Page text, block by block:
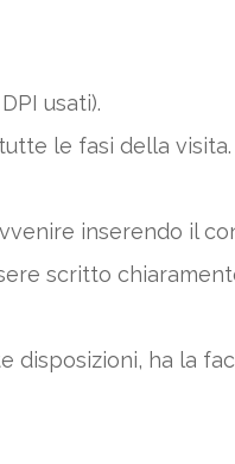
usati).
le fasi della visita.
inserendo il
scritto
disposizioni, ha la